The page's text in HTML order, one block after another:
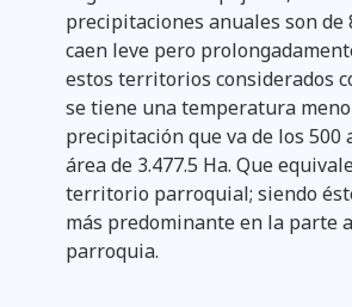
precipitaciones anuales son de
caen leve pero
estos territorios considerados
se tiene una temperatura
precipitación que va de los 500
área de 3.477.5 Ha. Que
territorio parroquial; siendo
más predominante en la parte
parroquia.